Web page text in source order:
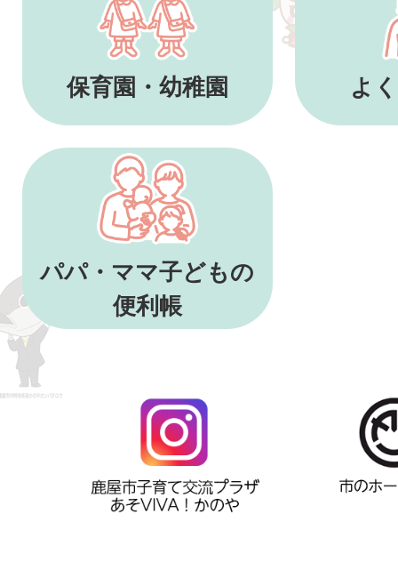
保育園・幼稚園 よ
パパ・ママ子どもの
便利帳